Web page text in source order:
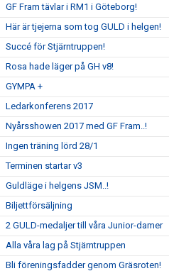
GF Fram tävlar i RM1 i Göteborg!
Här är tjejerna som tog GULD i helgen!
Succé för Stjärntruppen!
Rosa hade läger på GH v8!
GYMPA +
Ledarkonferens 2017
Nyårsshowen 2017 med GF Fram..!
Ingen träning lörd 28/1
Terminen startar v3
Guldläge i helgens JSM..!
Biljettförsäljning
2 GULD-medaljer till våra Junior-damer
Alla våra lag på Stjärntruppen
Bli föreningsfadder genom Gräsroten!